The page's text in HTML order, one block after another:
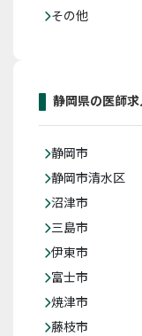
その他
静岡県の医師
静岡市
静岡市清水区
沼津市
三島市
伊東市
富士市
焼津市
藤枝市